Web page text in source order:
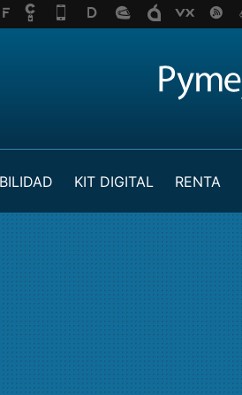
KIT DIGITAL RENTA